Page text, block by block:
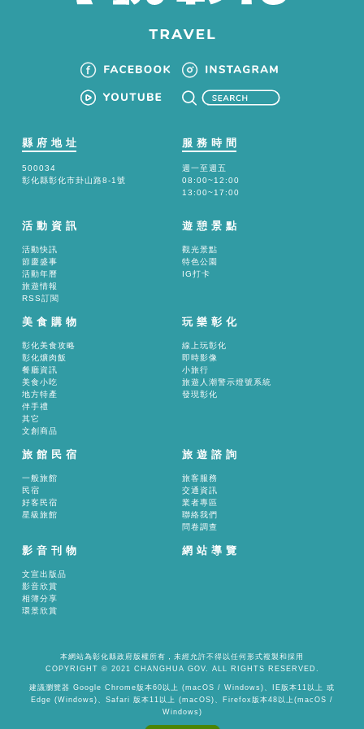
縣府地址
500034
彰化縣彰化市卦山路8-1號
服務時間
週一至週五
08:00~12:00
13:00~17:00
活動資訊
活動快訊
節慶盛事
活動年曆
旅遊情報
RSS訂閱
遊憩景點
觀光景點
特色公園
IG打卡
美食購物
彰化美食攻略
彰化爌肉飯
餐廳資訊
美食小吃
地方特產
伴手禮
其它
文創商品
玩樂彰化
線上玩彰化
即時影像
小旅行
旅遊人潮警示燈號系統
發現彰化
旅館民宿
一般旅館
民宿
好客民宿
星級旅館
旅遊諮詢
旅客服務
交通資訊
業者專區
聯絡我們
問卷調查
影音刊物
文宣出版品
影音欣賞
相簿分享
環景欣賞
網站導覽
本網站為彰化縣政府版權所有，未經允許不得以任何形式複製和採用
COPYRIGHT © 2021 CHANGHUA GOV. ALL RIGHTS RESERVED.
建議瀏覽器 Google Chrome版本60以上 (macOS / Windows)、IE版本11以上 或
Edge (Windows)、Safari 版本11以上 (macOS)、Firefox版本48以上(macOS /
Windows)